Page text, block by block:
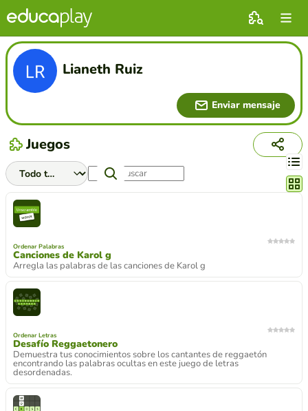
Lianeth Ruiz
Enviar mensaje
Juegos
Ordenar Palabras
Canciones de Karol g
Arregla las palabras de las canciones de Karol g
Ordenar Letras
Desafío Reggaetonero
Demuestra tus conocimientos sobre los cantantes de reggaetón
encontrando las palabras ocultas en este juego de letras
desordenadas.